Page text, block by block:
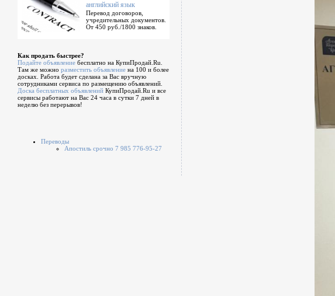
английский язык
Перевод договоров,
учредительных документов.
От 450 руб./1800 знаков.
Как продать быстрее?
Подайте объявление бесплатно на КупиПродай.Ru.
Там же можно разместить объявление на 100 и более
досках. Работа будет сделана за Вас вручную
сотрудниками сервиса по размещению объявлений.
Доска бесплатных объявлений КупиПродай.Ru и все
сервисы работают на Вас 24 часа в сутки 7 дней в
неделю без перерывов!
Переводы
Апостиль срочно 7 985 776-95-27